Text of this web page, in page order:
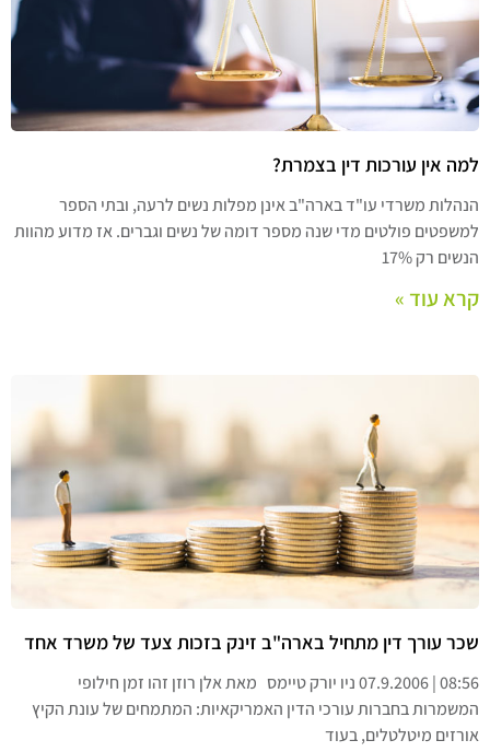
למה אין עורכות דין בצמרת?
הנהלות משרדי עו"ד בארה"ב אינן מפלות נשים לרעה, ובתי הספר
למשפטים פולטים מדי שנה מספר דומה של נשים וגברים. אז מדוע מהוות
הנשים רק 17%
קרא עוד »
שכר עורך דין מתחיל בארה"ב זינק בזכות צעד של משרד אחד
08:56 | 07.9.2006 ניו יורק טיימס מאת אלן רוזן זהו זמן חילופי
המשמרות בחברות עורכי הדין האמריקאיות: המתמחים של עונת הקיץ
אורזים מיטלטלים, בעוד